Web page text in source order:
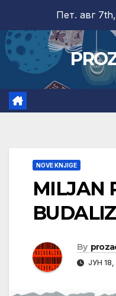
content
Пет. авг
NOVE KNJIGE
MILJAN
By
ЈУН